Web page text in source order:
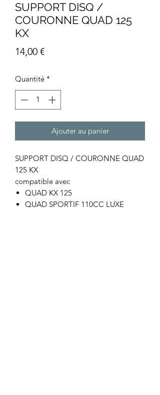
SUPPORT DISQ /
COURONNE QUAD 125
KX
14,00 €Prix
Quantité *
Ajouter au panier
SUPPORT DISQ / COURONNE QUAD
125 KX
compatible avec
QUAD KX 125
QUAD SPORTIF 110CC LUXE